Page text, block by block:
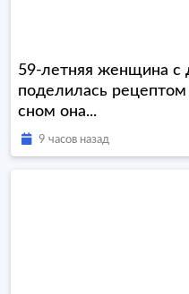
59-летняя женщина с
поделилась
сном она...
9 часов назад